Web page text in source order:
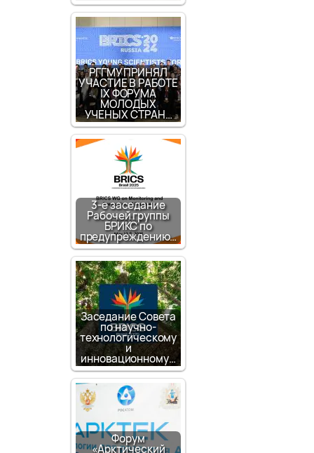
РГГМУ ПРИНЯЛ
УЧАСТИЕ В РАБОТЕ
IX ФОРУМА
МОЛОДЫХ
УЧЕНЫХ СТРАН…
3-е заседание
Рабочей группы
БРИКС по
предупреждению…
Заседание Совета
по научно-
технологическому
и
инновационному…
Форум
«Арктический